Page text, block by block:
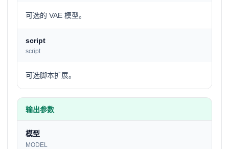
可选的 VAE 模型。
script
script
可选脚本扩展。
输出参数
模型
MODEL